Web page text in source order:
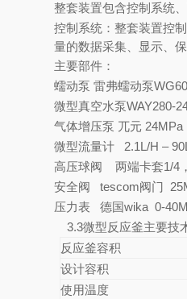
整套装置包含控制系统
控制系统：整套装置控
量的数据采集、显示、
主要部件：
蠕动泵 雷弗蠕动泵
微型真空水泵WAY280-
气体增压泵 兀元 24MPa
微型流量计 2.1L/H –
高压球阀 两端卡套1/4
安全阀 tescom阀门
压力表 德国wika 0-
3.3微型反应釜主要技
反应釜容积
设计容积
使用温度